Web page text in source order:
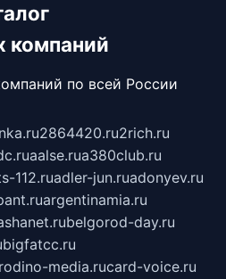
компаний
по всей России
2864420.ru2rich.ru
aalse.rua380club.ru
112.ruadler-jun.ruadonyev.ru
argentinamia.ru
belgorod-day.ru
bigfatcc.ru
media.rucard-voice.ru